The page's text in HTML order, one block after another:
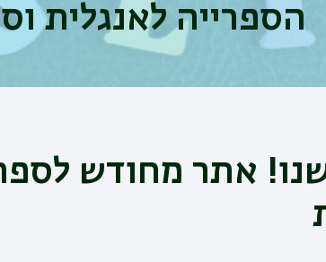
הספרייה לאנגלית
אתר מחודש